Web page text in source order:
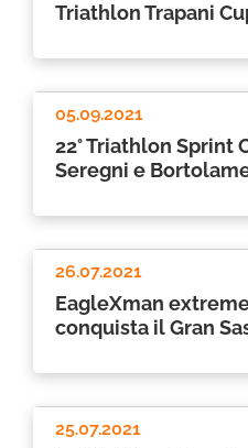
Triathlon Trapani
05.09.2021
22° Triathlon Sprint
Seregni e
26.07.2021
EagleXman
conquista il Gran
25.07.2021